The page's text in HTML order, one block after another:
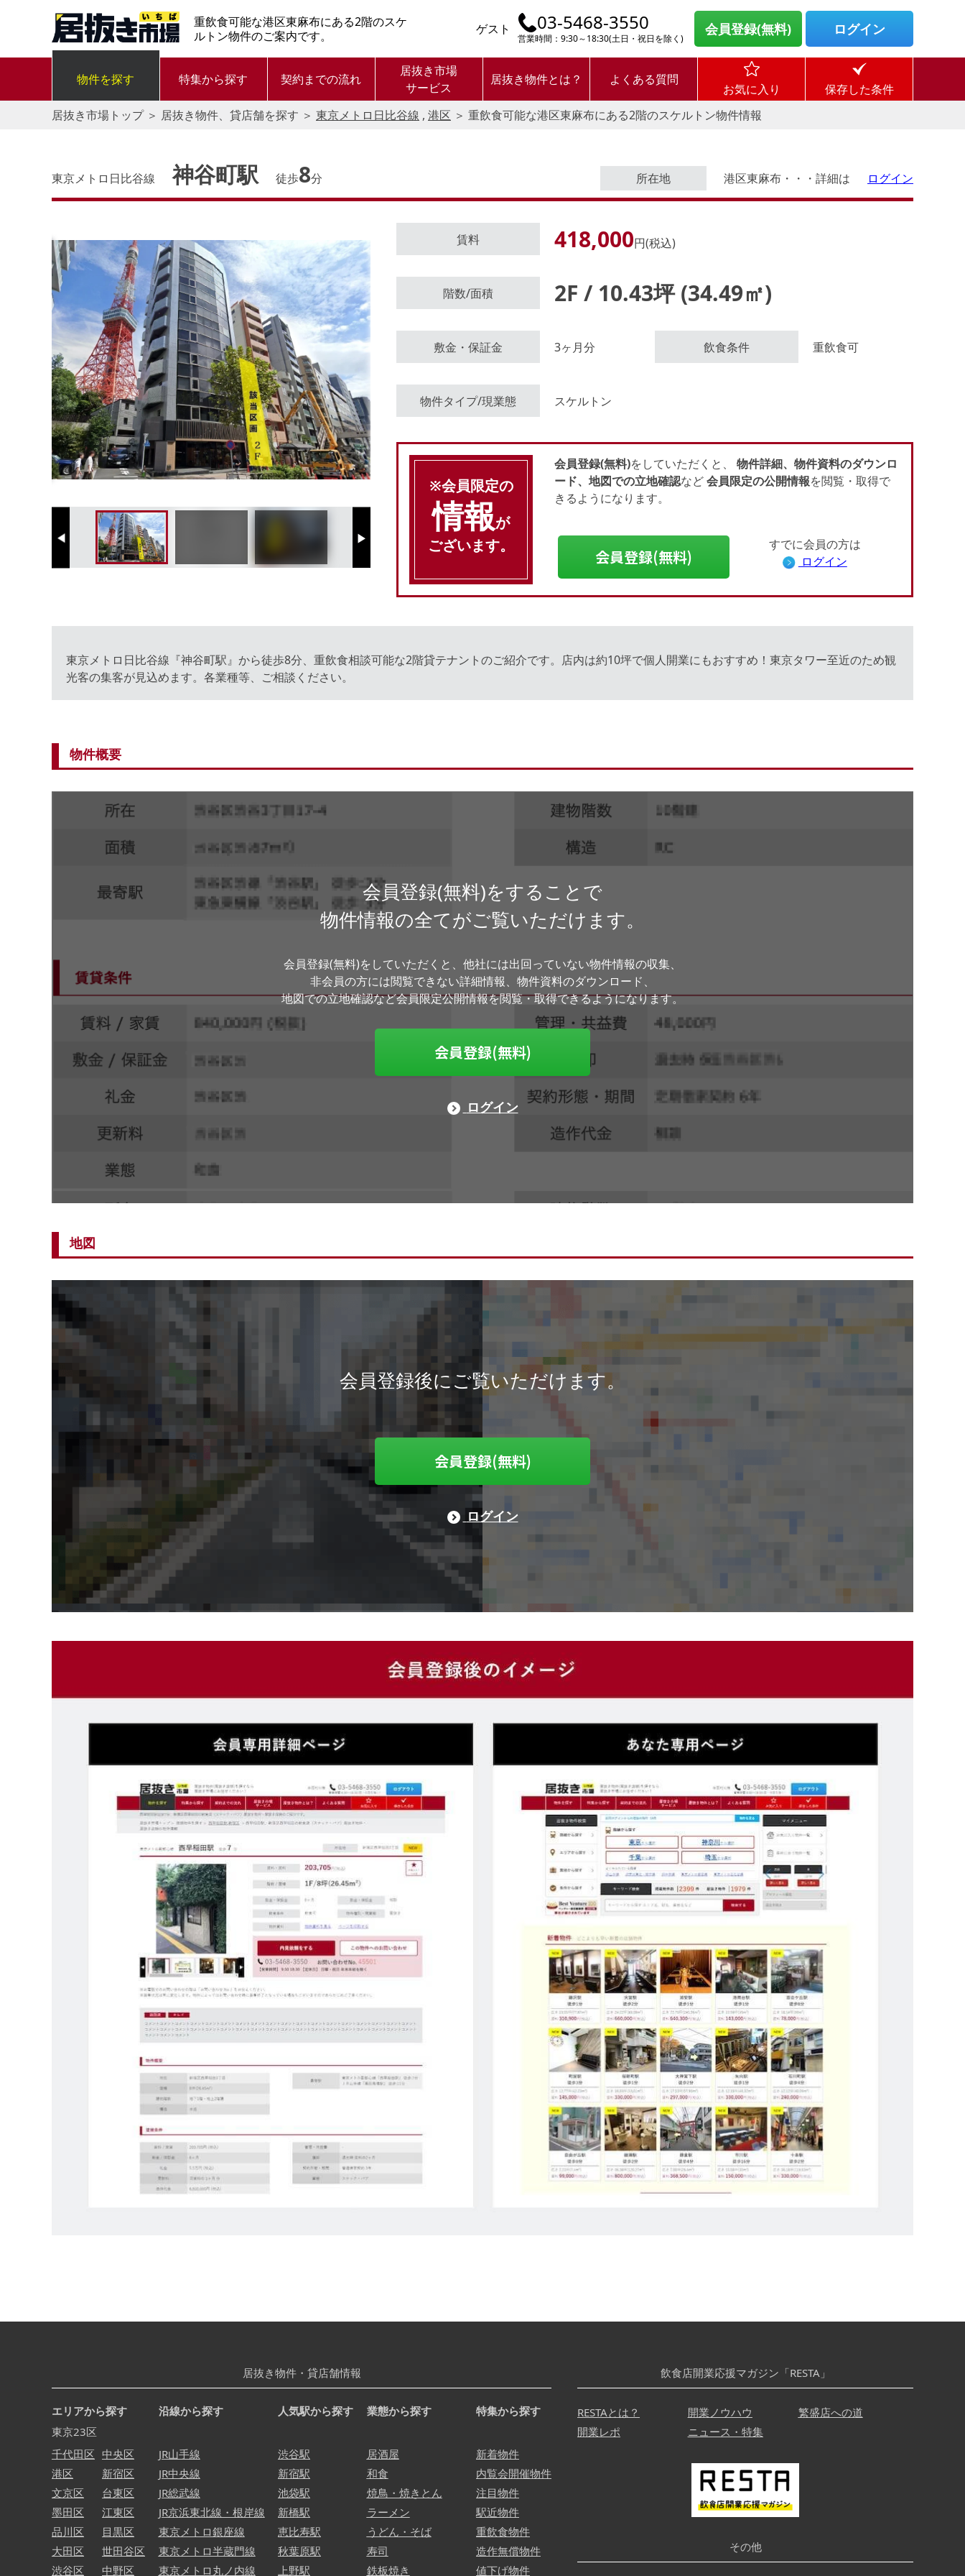
重飲食可能な港区東麻布にある2階のスケ
ルトン物件のご案内です。
ゲスト 03-5468-3550
営業時間：9:30～18:30(土日・祝日を除く)
会員登録(無料) ログイン
物件を探す 特集から探す 契約までの流れ
居抜き市場
サービス
居抜き物件とは？ よくある質問
お気に入り
保存した条件
居抜き市場トップ＞ 居抜き物件、貸店舗を探す ＞ 東京メトロ日比谷線 , 港区 ＞ 重飲食可能な港区東麻布にある2階のスケルトン物件情報
東京メトロ日比谷線 神谷町駅 徒歩8分 所在地 港区東麻布・・・詳細は ログイン
ログイン後に
物件情報の全てがご覧いただけます。
Previous Next
賃料 418,000円(税込)
階数/面積 2F / 10.43坪 (34.49㎡)
敷金・保証金 3ヶ月分 飲食条件 重飲食可
物件タイプ/現業態 スケルトン
※会員限定の
情報が
ございます。
会員登録(無料)をしていただくと、物件詳細、物件資料のダウンロ
ード、地図での立地確認など会員限定の公開情報を閲覧・取得で
きるようになります。
会員登録(無料)
すでに会員の方は
ログイン
東京メトロ日比谷線『神谷町駅』から徒歩8分、重飲食相談可能な2階貸テナントのご紹介です。店内は約10坪で個人開業にもおすすめ！東京タワー至近のため観
光客の集客が見込めます。各業種等、ご相談ください。
物件概要
会員登録(無料)をすることで
物件情報の全てがご覧いただけます。
会員登録(無料)をしていただくと、他社には出回っていない物件情報の収集、
非会員の方には閲覧できない詳細情報、物件資料のダウンロード、
地図での立地確認など会員限定公開情報を閲覧・取得できるようになります。
会員登録(無料)
ログイン
地図
会員登録後にご覧いただけます。
会員登録(無料)
ログイン
居抜き物件・貸店舗情報
エリアから探す
東京23区
千代田区
港区
文京区
墨田区
品川区
大田区
渋谷区
中央区
新宿区
台東区
江東区
目黒区
世田谷区
中野区
沿線から探す
JR山手線
JR中央線
JR総武線
JR京浜東北線・根岸線
東京メトロ銀座線
東京メトロ半蔵門線
東京メトロ丸ノ内線
人気駅から探す
渋谷駅
新宿駅
池袋駅
新橋駅
恵比寿駅
秋葉原駅
上野駅
業態から探す
居酒屋
和食
焼鳥・焼きとん
ラーメン
うどん・そば
寿司
鉄板焼き
特集から探す
新着物件
内覧会開催物件
注目物件
駅近物件
重飲食物件
造作無償物件
値下げ物件
飲食店開業応援マガジン「RESTA」
RESTAとは？ 開業ノウハウ
繁盛店への道
開業レポ
ニュース・特集
その他